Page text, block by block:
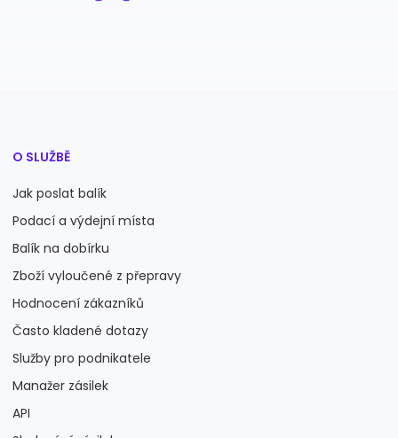
O SLUŽBĚ
Jak poslat balík
Podací a výdejní místa
Balík na dobírku
Zboží vyloučené z přepravy
Hodnocení zákazníků
Často kladené dotazy
Služby pro podnikatele
Manažer zásilek
API